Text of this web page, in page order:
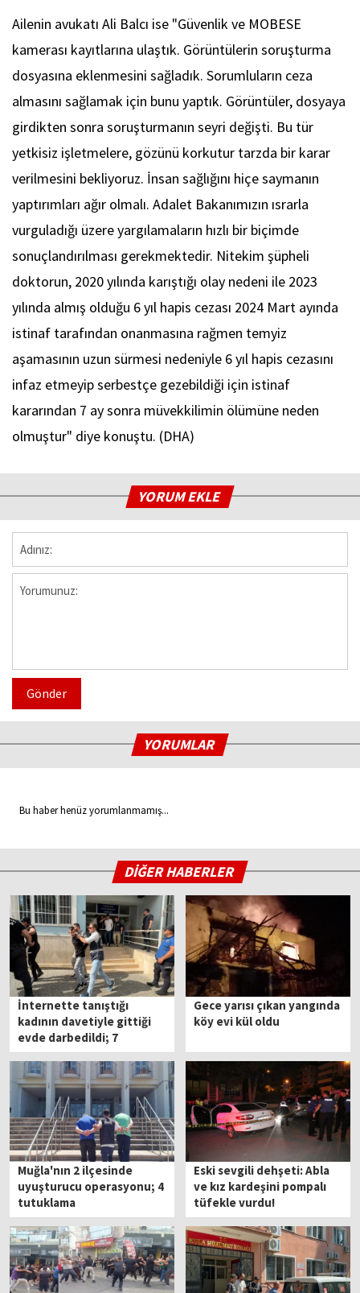
Ailenin avukatı Ali Balcı ise "Güvenlik ve MOBESE
kamerası kayıtlarına ulaştık. Görüntülerin soruşturma
dosyasına eklenmesini sağladık. Sorumluların ceza
almasını sağlamak için bunu yaptık. Görüntüler, dosyaya
girdikten sonra soruşturmanın seyri değişti. Bu tür
yetkisiz işletmelere, gözünü korkutur tarzda bir karar
verilmesini bekliyoruz. İnsan sağlığını hiçe saymanın
yaptırımları ağır olmalı. Adalet Bakanımızın ısrarla
vurguladığı üzere yargılamaların hızlı bir biçimde
sonuçlandırılması gerekmektedir. Nitekim şüpheli
doktorun, 2020 yılında karıştığı olay nedeni ile 2023
yılında almış olduğu 6 yıl hapis cezası 2024 Mart ayında
istinaf tarafından onanmasına rağmen temyiz
aşamasının uzun sürmesi nedeniyle 6 yıl hapis cezasını
infaz etmeyip serbestçe gezebildiği için istinaf
kararından 7 ay sonra müvekkilimin ölümüne neden
olmuştur" diye konuştu. (DHA)
YORUM EKLE
Gönder
YORUMLAR
Bu haber henüz yorumlanmamış...
DİĞER HABERLER
İnternette tanıştığı
kadının davetiyle gittiği
evde darbedildi; 7
tutuklama
Gece yarısı çıkan yangında
köy evi kül oldu
Muğla'nın 2 ilçesinde
uyuşturucu operasyonu; 4
tutuklama
Eski sevgili dehşeti: Abla
ve kız kardeşini pompalı
tüfekle vurdu!